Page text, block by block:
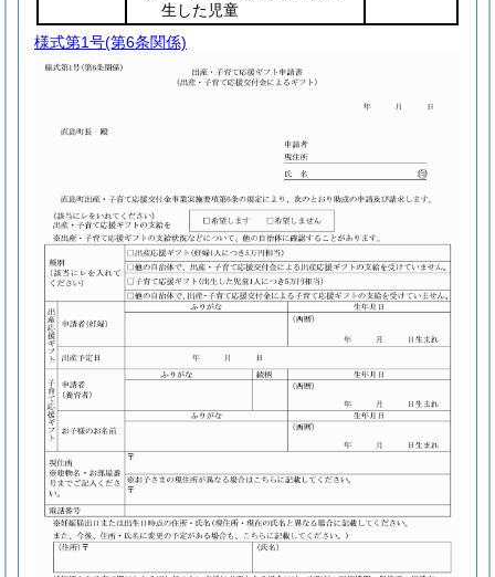
生した児童
様式第1号(第6条関係)